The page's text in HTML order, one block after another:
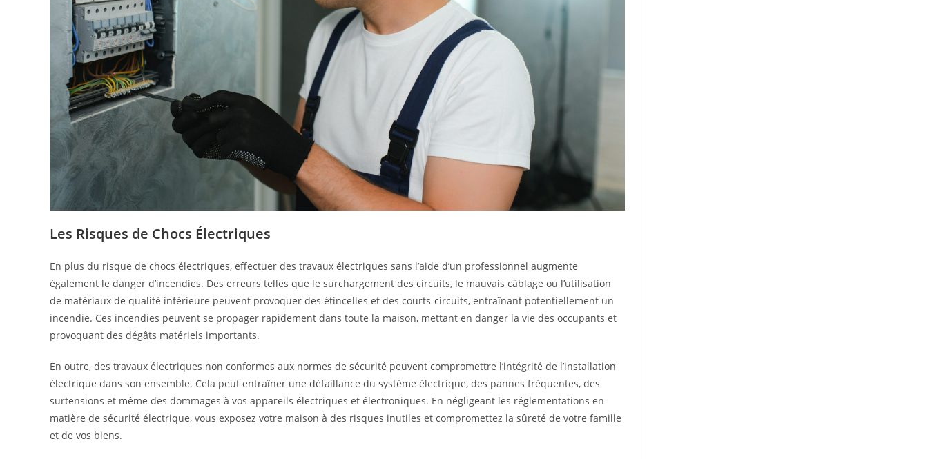
Les Risques de Chocs Électriques
En plus du risque de chocs électriques, effectuer des travaux électriques sans l’aide d’un professionnel augmente
également le danger d’incendies. Des erreurs telles que le surchargement des circuits, le mauvais câblage ou l’utilisation
de matériaux de qualité inférieure peuvent provoquer des étincelles et des courts-circuits, entraînant potentiellement un
incendie. Ces incendies peuvent se propager rapidement dans toute la maison, mettant en danger la vie des occupants et
provoquant des dégâts matériels importants.
En outre, des travaux électriques non conformes aux normes de sécurité peuvent compromettre l’intégrité de l’installation
électrique dans son ensemble. Cela peut entraîner une défaillance du système électrique, des pannes fréquentes, des
surtensions et même des dommages à vos appareils électriques et électroniques. En négligeant les réglementations en
matière de sécurité électrique, vous exposez votre maison à des risques inutiles et compromettez la sûreté de votre famille
et de vos biens.